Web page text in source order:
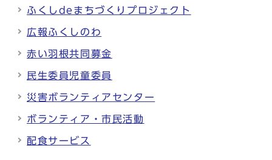
ふくしdeまちづくりプロジェクト
広報ふくしのわ
赤い羽根共同募金
民生委員児童委員
災害ボランティアセンター
ボランティア・市民活動
配食サービス